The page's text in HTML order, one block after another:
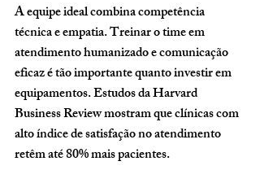
A equipe ideal combina competência
técnica e empatia. Treinar o time em
atendimento humanizado e comunicação
eficaz é tão importante quanto investir em
equipamentos. Estudos da Harvard
Business Review mostram que clínicas com
alto índice de satisfação no atendimento
retêm até 80% mais pacientes.